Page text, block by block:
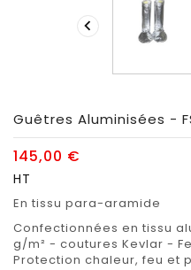

Guêtres Aluminisées -
145,00 €
HT
En tissu para-aramide
Confectionnées en tissu
g/m² - coutures Kevlar -
Protection chaleur, feu et